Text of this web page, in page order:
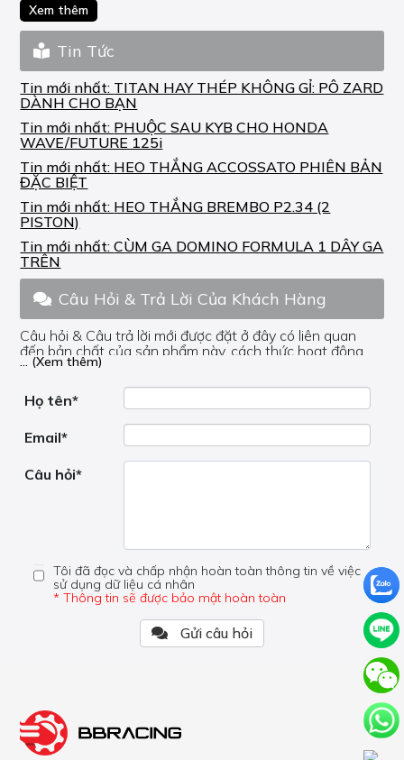
Xem thêm
Tin Tức
Tin mới nhất: TITAN HAY THÉP KHÔNG GỈ: PÔ ZARD
DÀNH CHO BẠN
Tin mới nhất: PHUỘC SAU KYB CHO HONDA
WAVE/FUTURE 125i
Tin mới nhất: HEO THẮNG ACCOSSATO PHIÊN BẢN
ĐẶC BIỆT
Tin mới nhất: HEO THẮNG BREMBO P2.34 (2
PISTON)
Tin mới nhất:CÙM GA DOMINO FORMULA 1 DÂY GA
TRÊN
Câu Hỏi & Trả Lời Của Khách Hàng
Câu hỏi & Câu trả lời mới được đặt ở đây có liên quan
đến bản chất của sản phẩm này, cách thức hoạt động,
nơi hoạt động, liệu nó có hữu ích không, v.v.
câu hỏi của bạn ở đây mà bên trong trang đó.
... (Xem thêm)
Họ tên*
Email*
Câu hỏi*
Tôi đã đọc và chấp nhận hoàn toàn thông tin về việc
sử dụng dữ liệu cá nhân
* Thông tin sẽ được bảo mật hoàn toàn
Gửi câu hỏi